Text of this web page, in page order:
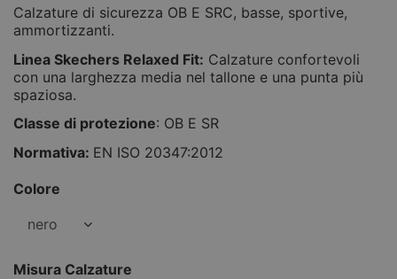
Calzature di sicurezza OB E SRC, basse, sportive,
ammortizzanti.
Linea Skechers Relaxed Fit: Calzature confortevoli
con una larghezza media nel tallone e una punta più
spaziosa.
Classe di protezione: OB E SR
Normativa: EN ISO 20347:2012
Colore
Misura Calzature